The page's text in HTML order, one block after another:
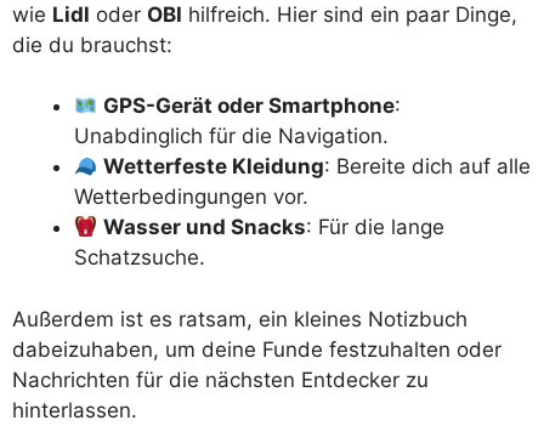
wie Lidl oder OBI hilfreich. Hier sind ein paar Dinge,
die du brauchst:
GPS-Gerät oder Smartphone:
Unabdinglich für die Navigation.
Wetterfeste Kleidung: Bereite dich auf alle
Wetterbedingungen vor.
Wasser und Snacks: Für die lange
Schatzsuche.
Außerdem ist es ratsam, ein kleines Notizbuch
dabeizuhaben, um deine Funde festzuhalten oder
Nachrichten für die nächsten Entdecker zu
hinterlassen.